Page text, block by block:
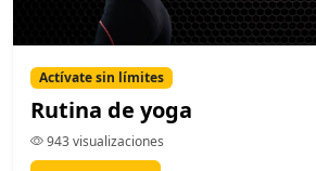
Actívate sin límites
Rutina de yoga
943 visualizaciones